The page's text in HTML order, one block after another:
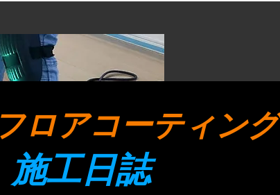
​フロアコーティング
施工日誌